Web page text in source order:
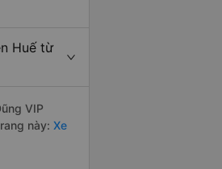
Huế từ
VIP
này: Xe